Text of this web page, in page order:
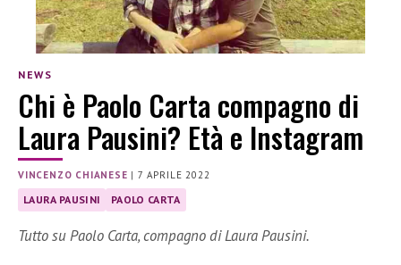
NEWS
Chi è Paolo Carta compagno di
Laura Pausini? Età e Instagram
VINCENZO CHIANESE |7 APRILE 2022
LAURA PAUSINI PAOLO CARTA
Tutto su Paolo Carta, compagno di Laura Pausini.